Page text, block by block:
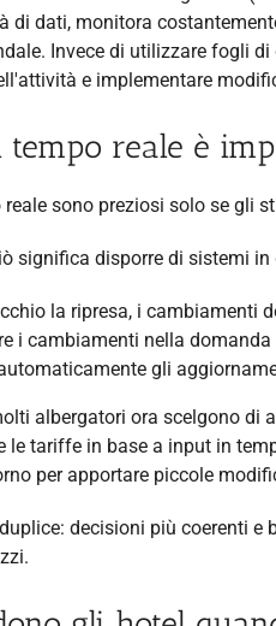
di dati, monitora
Invece di utilizzare fogli
e implementare
tempo reale è
sono preziosi solo se gli
significa disporre di sistemi in
la ripresa, i cambiamenti
i cambiamenti nella
gli
albergatori ora scelgono di
le tariffe in base a input in
per apportare piccole
decisioni più coerenti